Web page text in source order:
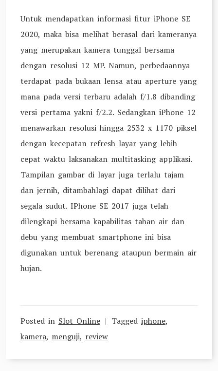
Untuk mendapatkan informasi fitur iPhone SE
2020, maka bisa melihat berasal dari kameranya
yang merupakan kamera tunggal bersama
dengan resolusi 12 MP. Namun, perbedaannya
terdapat pada bukaan lensa atau aperture yang
mana pada versi terbaru adalah f/1.8 dibanding
versi pertama yakni f/2.2. Sedangkan iPhone 12
menawarkan resolusi hingga 2532 x 1170 piksel
dengan kecepatan refresh layar yang lebih
cepat waktu laksanakan multitasking applikasi.
Tampilan gambar di layar juga terlalu tajam
dan jernih, ditambahlagi dapat dilihat dari
segala sudut. IPhone SE 2017 juga telah
dilengkapi bersama kapabilitas tahan air dan
debu yang membuat smartphone ini bisa
digunakan untuk berenang ataupun bermain air
hujan.
Posted in Slot Online Tagged iphone,
kamera, menguji, review